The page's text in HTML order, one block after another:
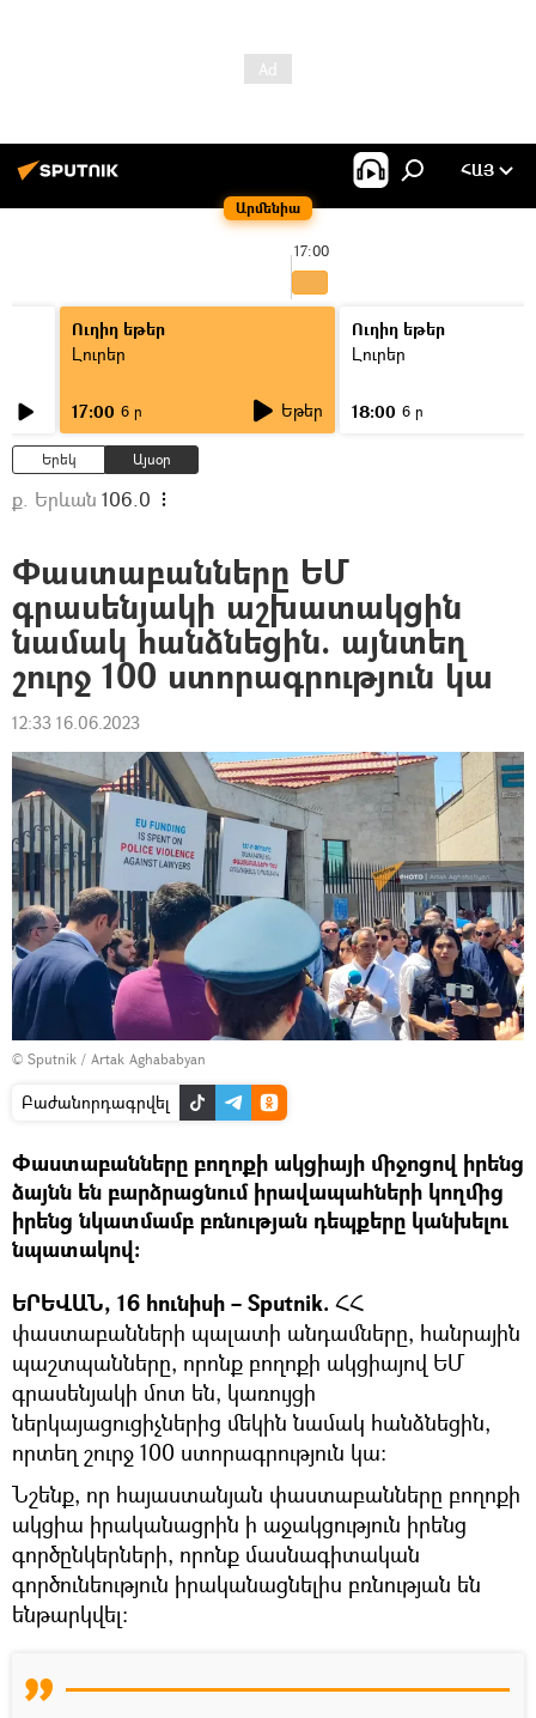
Արմենիա
ՀԱՅ
17:00
Ուղիղ եթեր
Լուրեր
17:00 6 ր Եթեր
Ուղիղ եթեր
Լուրեր
18:00 6 ր
Երեկ Այսօր
ք. Երևան 106.0
Փաստաբանները ԵՄ
գրասենյակի աշխատակցին
նամակ հանձնեցին. այնտեղ
շուրջ 100 ստորագրություն կա
12:33 16.06.2023
© Sputnik / Artak Aghababyan
Բաժանորդագրվել
Փաստաբանները բողոքի ակցիայի միջոցով իրենց
ձայնն են բարձրացնում իրավապահների կողմից
իրենց նկատմամբ բռնության դեպքերը կանխելու
նպատակով։
ԵՐԵՎԱՆ, 16 հունիսի – Sputnik. ՀՀ
փաստաբանների պալատի անդամները, հանրային
պաշտպանները, որոնք բողոքի ակցիայով ԵՄ
գրասենյակի մոտ են, կառույցի
ներկայացուցիչներից մեկին նամակ հանձնեցին,
որտեղ շուրջ 100 ստորագրություն կա։
Նշենք, որ հայաստանյան փաստաբանները բողոքի
ակցիա իրականացրին ի աջակցություն իրենց
գործընկերների, որոնք մասնագիտական
գործունեություն իրականացնելիս բռնության են
ենթարկվել։